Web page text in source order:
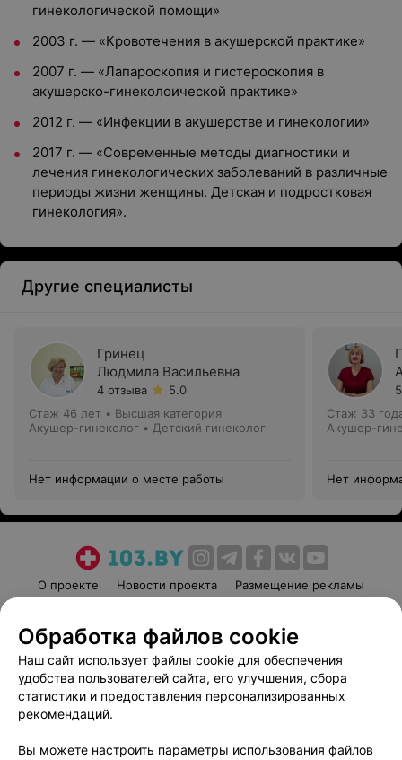
гинекологической помощи»
2003 г. — «Кровотечения в акушерской практике»
2007 г. — «Лапароскопия и гистероскопия в
акушерско-гинеколоической практике»
2012 г. — «Инфекции в акушерстве и гинекологии»
2017 г. — «Современные методы диагностики и
лечения гинекологических заболеваний в различные
периоды жизни женщины. Детская и подростковая
гинекология».
Другие специалисты
Гринец
Людмила Васильевна
4 отзыва
5.0
Стаж 46 лет • Высшая категория
Акушер-гинеколог • Детский гинеколог
Нет информации о месте работы
Стаж 33
Акушер-
Нет
О проекте Новости проекта
Размещение рекламы
Пользовательское соглашение
Способы оплаты
Вакансии
Партнеры
Написать руководителю 103.by
Обработка файлов cookie
Наш сайт использует файлы cookie для обеспечения
удобства пользователей сайта, его улучшения, сбора
статистики и предоставления персонализированных
рекомендаций.
Вы можете настроить параметры использования файлов